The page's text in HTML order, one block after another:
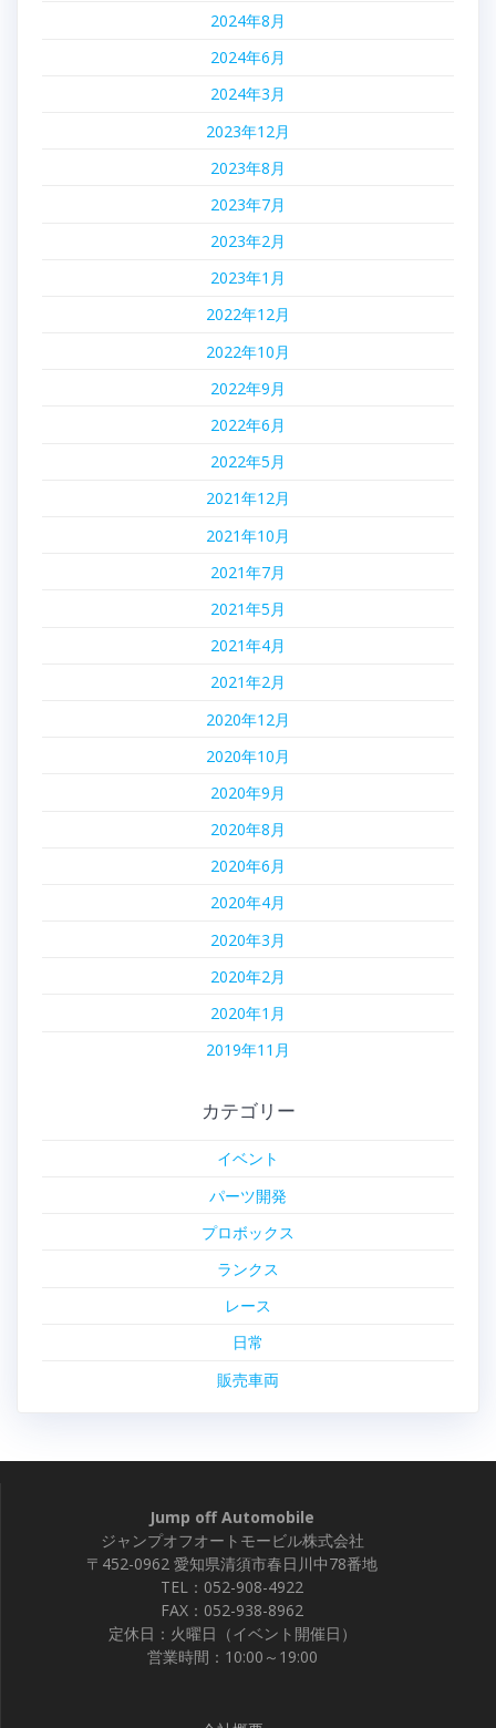
2024年8月
2024年6月
2024年3月
2023年12月
2023年8月
2023年7月
2023年2月
2023年1月
2022年12月
2022年10月
2022年9月
2022年6月
2022年5月
2021年12月
2021年10月
2021年7月
2021年5月
2021年4月
2021年2月
2020年12月
2020年10月
2020年9月
2020年8月
2020年6月
2020年4月
2020年3月
2020年2月
2020年1月
2019年11月
カテゴリー
イベント
パーツ開発
プロボックス
ランクス
レース
日常
販売車両
Jump off Automobile
ジャンプオフオートモービル株式会社
〒452-0962 愛知県清須市春日川中78番地
TEL：052-908-4922
FAX：052-938-8962
定休日：火曜日（イベント開催日）
営業時間：10:00～19:00